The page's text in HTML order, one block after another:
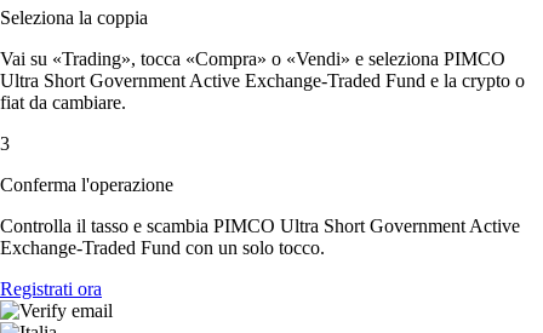
Seleziona la coppia
Vai su «Trading», tocca «Compra» o «Vendi» e seleziona PIMCO
Ultra Short Government Active Exchange-Traded Fund e la crypto o
fiat da cambiare.
3
Conferma l'operazione
Controlla il tasso e scambia PIMCO Ultra Short Government Active
Exchange-Traded Fund con un solo tocco.
Registrati ora